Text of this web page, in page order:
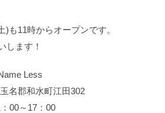
)も11時からオープンです。
します！
Less
名郡和水町江田302
00～17：00